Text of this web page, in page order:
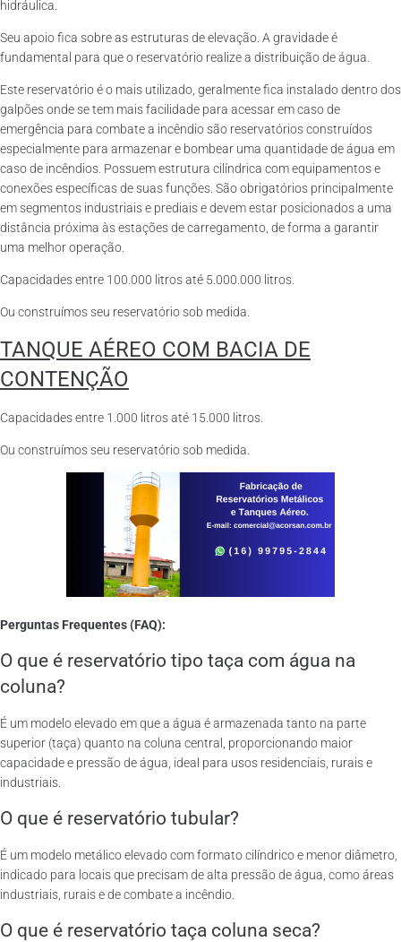
hidráulica.
Seu apoio fica sobre as estruturas de elevação. A gravidade é
fundamental para que o reservatório realize a distribuição de água.
Este reservatório é o mais utilizado, geralmente fica instalado dentro dos
galpões onde se tem mais facilidade para acessar em caso de
emergência para combate a incêndio são reservatórios construídos
especialmente para armazenar e bombear uma quantidade de água em
caso de incêndios. Possuem estrutura cilíndrica com equipamentos e
conexões específicas de suas funções. São obrigatórios principalmente
em segmentos industriais e prediais e devem estar posicionados a uma
distância próxima às estações de carregamento, de forma a garantir
uma melhor operação.
Capacidades entre 100.000 litros até 5.000.000 litros.
Ou construímos seu reservatório sob medida.
TANQUE AÉREO COM BACIA DE
CONTENÇÃO
Capacidades entre 1.000 litros até 15.000 litros.
Ou construímos seu reservatório sob medida.
Perguntas Frequentes (FAQ):
O que é reservatório tipo taça com água na
coluna?
É um modelo elevado em que a água é armazenada tanto na parte
superior (taça) quanto na coluna central, proporcionando maior
capacidade e pressão de água, ideal para usos residenciais, rurais e
industriais.
O que é reservatório tubular?
É um modelo metálico elevado com formato cilíndrico e menor diâmetro,
indicado para locais que precisam de alta pressão de água, como áreas
industriais, rurais e de combate a incêndio.
O que é reservatório taça coluna seca?